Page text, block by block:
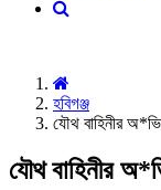
হবিগঞ্জ
যৌথ বাহিনীর
যৌথ বাহিনীর